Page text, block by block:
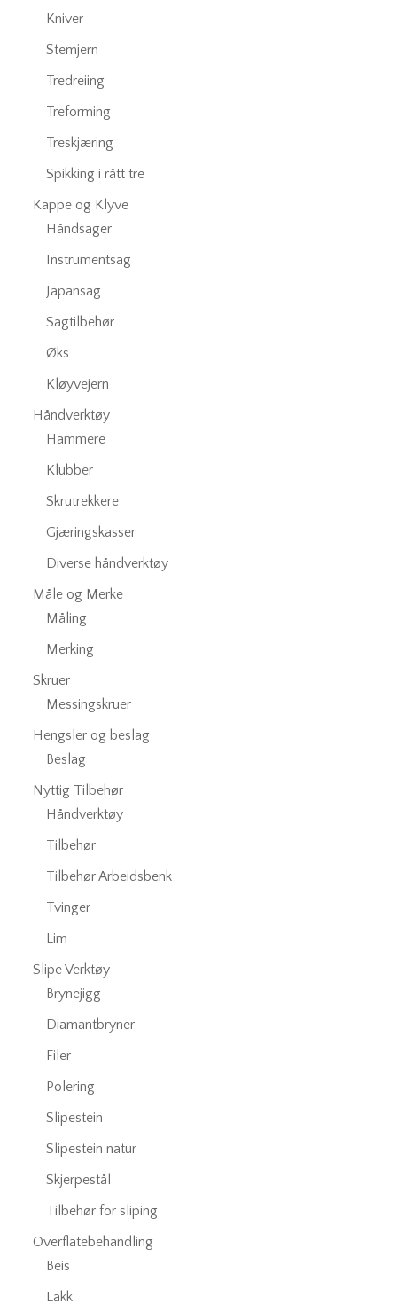
Kniver
Stemjern
Tredreiing
Treforming
Treskjæring
Spikking i rått tre
Kappe og Klyve
Håndsager
Instrumentsag
Japansag
Sagtilbehør
Øks
Kløyvejern
Håndverktøy
Hammere
Klubber
Skrutrekkere
Gjæringskasser
Diverse håndverktøy
Måle og Merke
Måling
Merking
Skruer
Messingskruer
Hengsler og beslag
Beslag
Nyttig Tilbehør
Håndverktøy
Tilbehør
Tilbehør Arbeidsbenk
Tvinger
Lim
Slipe Verktøy
Brynejigg
Diamantbryner
Filer
Polering
Slipestein
Slipestein natur
Skjerpestål
Tilbehør for sliping
Overflatebehandling
Beis
Lakk